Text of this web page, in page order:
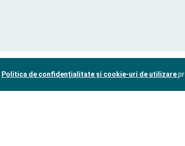
Politica de confidențialitate și cookie-uri de utilizare